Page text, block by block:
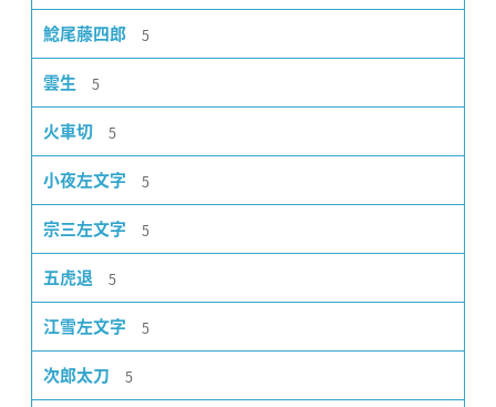
鯰尾藤四郎 5
雲生 5
火車切 5
小夜左文字 5
宗三左文字 5
五虎退 5
江雪左文字 5
次郎太刀 5